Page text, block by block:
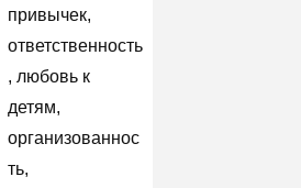
привычек,
ответственность
, любовь к
детям,
организованнос
ть,